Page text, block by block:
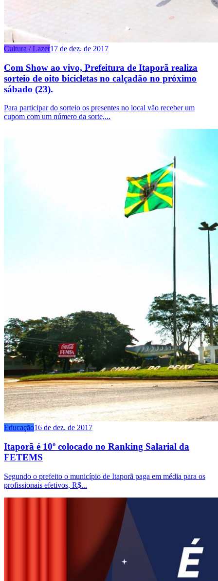
Cultura / Lazer17 de dez. de 2017
Com Show ao vivo, Prefeitura de Itaporã realiza
sorteio de oito bicicletas no calçadão no próximo
sábado (23).
Para participar do sorteio os presentes no local vão receber um
cupom com um número da sorte,...
Educação16 de dez. de 2017
Itaporã é 10º colocado no Ranking Salarial da
FETEMS
Segundo o prefeito o município de Itaporã paga em média para os
profissionais efetivos, R$...